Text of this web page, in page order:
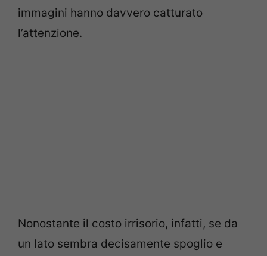
immagini hanno davvero catturato
l’attenzione.
Nonostante il costo irrisorio, infatti, se da
un lato sembra decisamente spoglio e